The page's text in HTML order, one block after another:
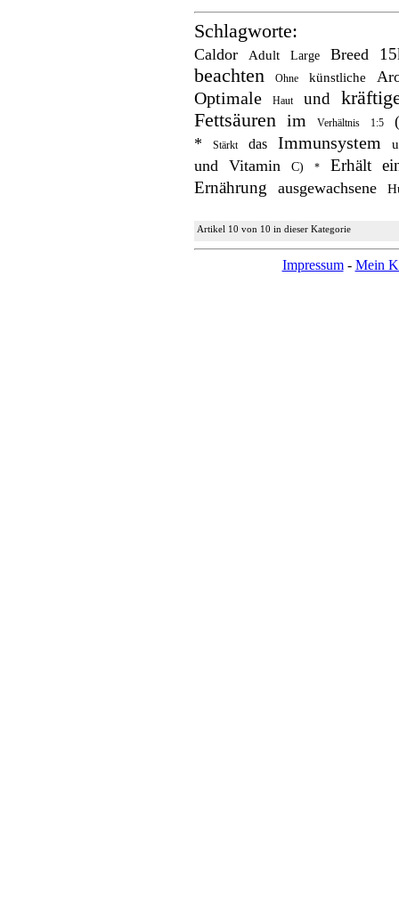
Schlagworte:
Caldor Adult Large Breed
beachten Ohne künstliche
Optimale Haut und
Fettsäuren im Verhältnis 1:5
*
Stärkt das Immunsystem
und Vitamin C) * Erhält
Ernährung
ausgewachsene
Artikel 10 von 10 in dieser Kategorie
Impressum- Mein